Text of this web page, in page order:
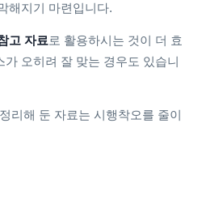
해지기 마련입니다.
고 자료 로 활용하시는 것이 더 효
오히려 잘 맞는 경우도 있습니
리해 둔 자료는 시행착오를 줄이